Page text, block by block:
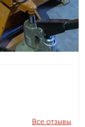
Все отзывы